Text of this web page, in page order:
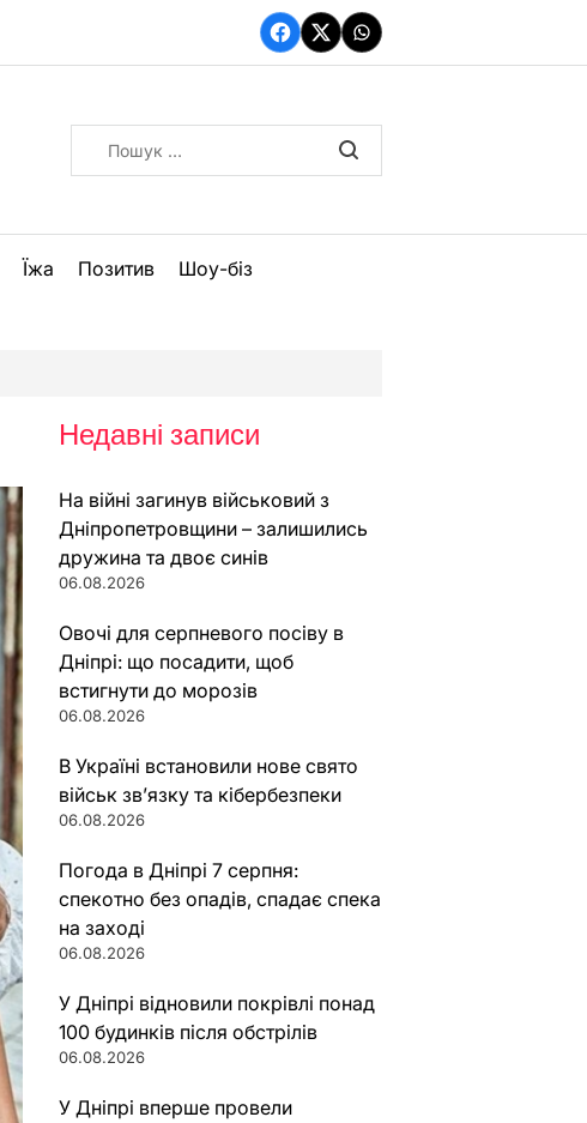
Facebook
TwitterWhatsApp
Їжа Позитив Шоу-біз
Недавні записи
На війні загинув військовий з
Дніпропетровщини – залишились
дружина та двоє синів
06.08.2026
Овочі для серпневого посіву в
Дніпрі: що посадити, щоб
встигнути до морозів
06.08.2026
В Україні встановили нове свято
військ зв’язку та кібербезпеки
06.08.2026
Погода в Дніпрі 7 серпня:
спекотно без опадів, спадає спека
на заході
06.08.2026
У Дніпрі відновили покрівлі понад
100 будинків після обстрілів
06.08.2026
У Дніпрі вперше провели